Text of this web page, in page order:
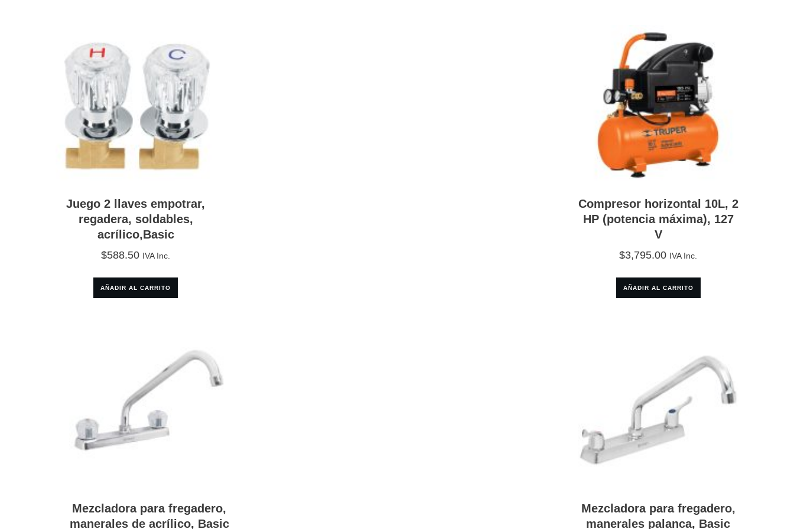
Juego 2 llaves empotrar,
regadera, soldables,
acrílico,Basic
$588.50 IVA Inc.
AÑADIR AL CARRITO
Compresor horizontal 10L, 2
HP (potencia máxima), 127
V
$3,795.00 IVA Inc.
AÑADIR AL CARRITO
Mezcladora para fregadero,
manerales de acrílico, Basic
Mezcladora para fregadero,
manerales palanca, Basic